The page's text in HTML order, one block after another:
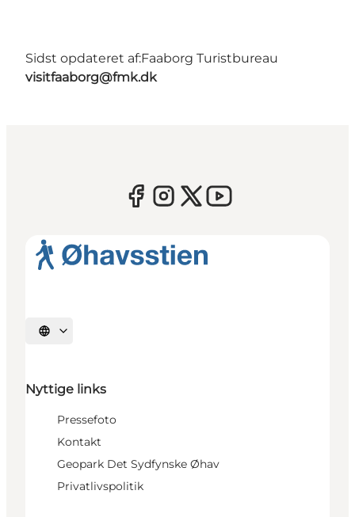
Sidst opdateret af:Faaborg Turistbureau
visitfaaborg@fmk.dk
Vælg sprog
Nyttige links
Pressefoto
Kontakt
Geopark Det Sydfynske Øhav
Privatlivspolitik